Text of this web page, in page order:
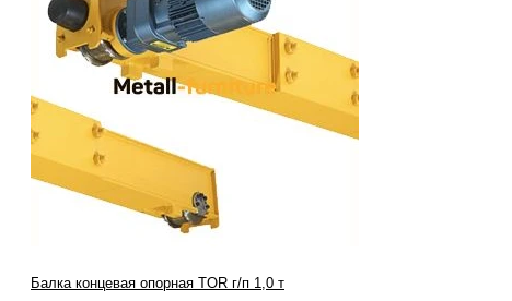
Балка концевая опорная TOR г/п 1,0 т